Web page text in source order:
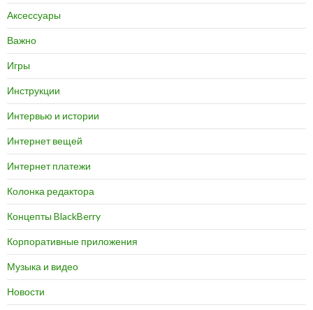
Аксессуары
Важно
Игры
Инструкции
Интервью и истории
Интернет вещей
Интернет платежи
Колонка редактора
Концепты BlackBerry
Корпоративные приложения
Музыка и видео
Новости